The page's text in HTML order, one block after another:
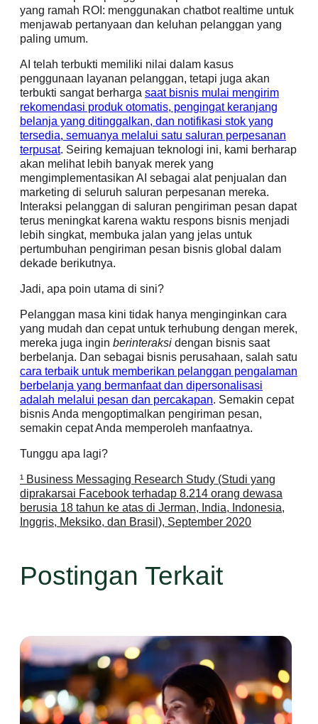
yang ramah ROI: menggunakan chatbot realtime untuk
menjawab pertanyaan dan keluhan pelanggan yang
paling umum.
AI telah terbukti memiliki nilai dalam kasus
penggunaan layanan pelanggan, tetapi juga akan
terbukti sangat berharga saat bisnis mulai mengirim
rekomendasi produk otomatis, pengingat keranjang
belanja yang ditinggalkan, dan notifikasi stok yang
tersedia, semuanya melalui satu saluran perpesanan
terpusat. Seiring kemajuan teknologi ini, kami berharap
akan melihat lebih banyak merek yang
mengimplementasikan AI sebagai alat penjualan dan
marketing di seluruh saluran perpesanan mereka.
Interaksi pelanggan di saluran pengiriman pesan dapat
terus meningkat karena waktu respons bisnis menjadi
lebih singkat, membuka jalan yang jelas untuk
pertumbuhan pengiriman pesan bisnis global dalam
dekade berikutnya.
Jadi, apa poin utama di sini?
Pelanggan masa kini tidak hanya menginginkan cara
yang mudah dan cepat untuk terhubung dengan merek,
mereka juga ingin berinteraksi dengan bisnis saat
berbelanja. Dan sebagai bisnis perusahaan, salah satu
cara terbaik untuk memberikan pelanggan pengalaman
berbelanja yang bermanfaat dan dipersonalisasi
adalah melalui pesan dan percakapan. Semakin cepat
bisnis Anda mengoptimalkan pengiriman pesan,
semakin cepat Anda memperoleh manfaatnya.
Tunggu apa lagi?
¹ Business Messaging Research Study (Studi yang
diprakarsai Facebook terhadap 8.214 orang dewasa
berusia 18 tahun ke atas di Jerman, India, Indonesia,
Inggris, Meksiko, dan Brasil), September 2020
Postingan Terkait